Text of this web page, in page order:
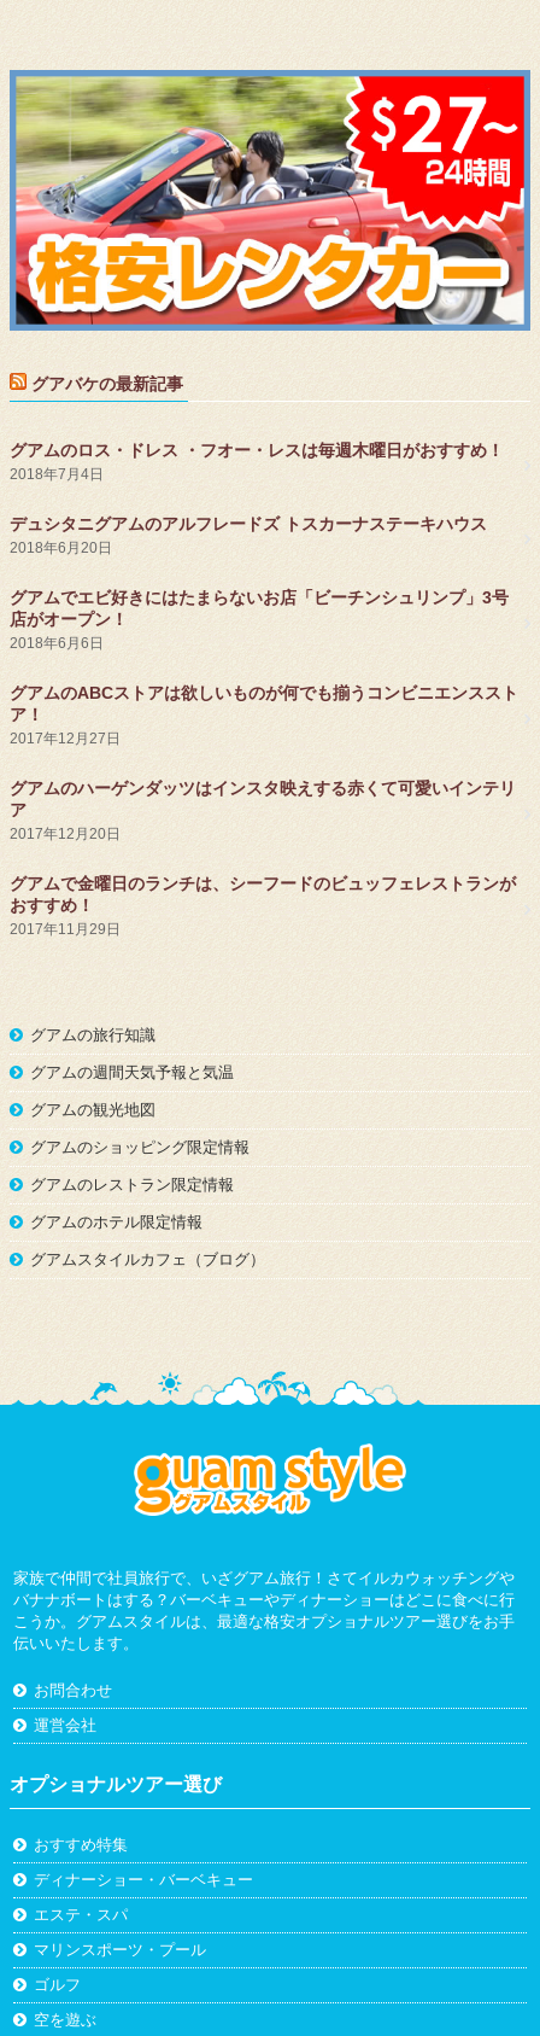
グアバケの最新記事
グアムのロス・ドレス ・フオー・レスは毎週木曜日がおすすめ！
2018年7月4日
デュシタニグアムのアルフレードズ トスカーナステーキハウス
2018年6月20日
グアムでエビ好きにはたまらないお店「ビーチンシュリンプ」3号
店がオープン！
2018年6月6日
グアムのABCストアは欲しいものが何でも揃うコンビニエンススト
ア！
2017年12月27日
グアムのハーゲンダッツはインスタ映えする赤くて可愛いインテリ
ア
2017年12月20日
グアムで金曜日のランチは、シーフードのビュッフェレストランが
おすすめ！
2017年11月29日
グアムの旅行知識
グアムの週間天気予報と気温
グアムの観光地図
グアムのショッピング限定情報
グアムのレストラン限定情報
グアムのホテル限定情報
グアムスタイルカフェ（ブログ）
家族で仲間で社員旅行で、いざグアム旅行！さてイルカウォッチングや
バナナボートはする？バーベキューやディナーショーはどこに食べに行
こうか。グアムスタイルは、最適な格安オプショナルツアー選びをお手
伝いいたします。
お問合わせ
運営会社
オプショナルツアー選び
おすすめ特集
ディナーショー・バーベキュー
エステ・スパ
マリンスポーツ・プール
ゴルフ
空を遊ぶ